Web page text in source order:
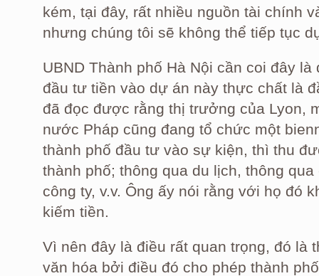
kém, tại đây, rất nhiều nguồn tài chính
nhưng chúng tôi sẽ không thể tiếp tục
UBND Thành phố Hà Nội cần coi đây
đầu tư tiền vào dự án này thực chất là
đã đọc được rằng thị trưởng của Lyon,
nước Pháp cũng đang tổ chức một
thành phố đầu tư vào sự kiện, thì thu
thành phố; thông qua du lịch, thông
công ty, v.v. Ông ấy nói rằng với họ đó
kiếm tiền.
Vì nên đây là điều rất quan trọng, đó là
văn hóa bởi điều đó cho phép thành